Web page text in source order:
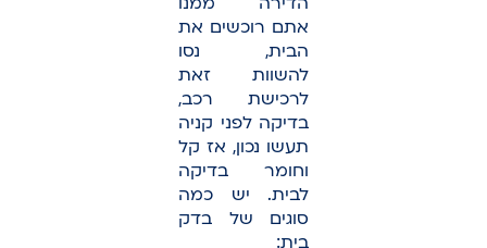
אתם רוכשים את
הבית, נסו
להשוות זאת
לרכישת רכב,
בדיקה לפני קניה
תעשו נכון, אז קל
וחומר בדיקה
לבית. יש כמה
סוגים של בדק
בית: